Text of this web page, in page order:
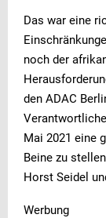
Das war eine
noch der
den ADAC
Mai 2021 eine
Beine zu
Horst Seidel
Werbung